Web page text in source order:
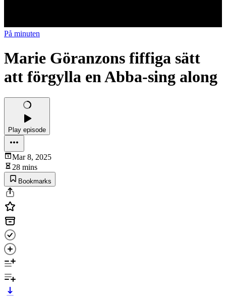
På minuten
Marie Göranzons fiffiga sätt
att förgylla en Abba-sing along
Play episode
Mar 8, 2025
28 mins
Bookmarks